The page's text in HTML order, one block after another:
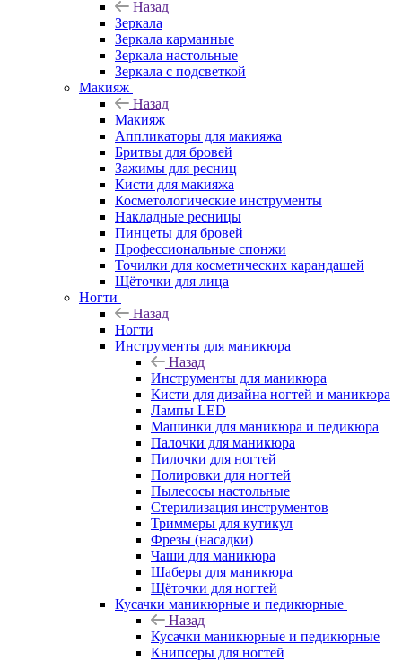
Назад
Зеркала
Зеркала карманные
Зеркала настольные
Зеркала с подсветкой
Макияж
Назад
Макияж
Аппликаторы для макияжа
Бритвы для бровей
Зажимы для ресниц
Кисти для макияжа
Косметологические инструменты
Накладные ресницы
Пинцеты для бровей
Профессиональные спонжи
Точилки для косметических карандашей
Щёточки для лица
Ногти
Назад
Ногти
Инструменты для маникюра
Назад
Инструменты для маникюра
Кисти для дизайна ногтей и маникюра
Лампы LED
Машинки для маникюра и педикюра
Палочки для маникюра
Пилочки для ногтей
Полировки для ногтей
Пылесосы настольные
Стерилизация инструментов
Триммеры для кутикул
Фрезы (насадки)
Чаши для маникюра
Шаберы для маникюра
Щёточки для ногтей
Кусачки маникюрные и педикюрные
Назад
Кусачки маникюрные и педикюрные
Книпсеры для ногтей